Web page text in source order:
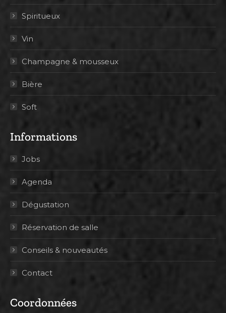
Spiritueux
Vin
Champagne & mousseux
Bière
Soft
Informations
Jobs
Agenda
Dégustation
Réservation de salle
Conseils & nouveautés
Contact
Coordonnées